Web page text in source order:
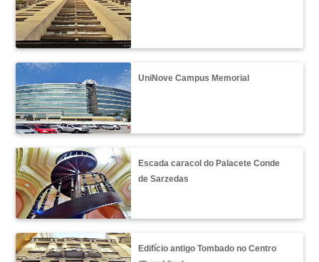
UniNove Campus Memorial
Escada caracol do Palacete Conde
de Sarzedas
Edifício antigo Tombado no Centro